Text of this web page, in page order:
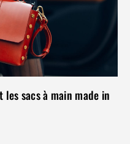
sacs à main made in